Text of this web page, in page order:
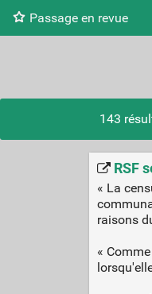
Passage en revue
143
RSF
« La
raisons
«